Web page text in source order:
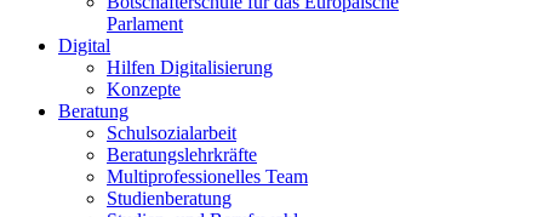
Parlament
Digital
Hilfen Digitalisierung
Konzepte
Beratung
Schulsozialarbeit
Beratungslehrkräfte
Multiprofessionelles Team
Studienberatung